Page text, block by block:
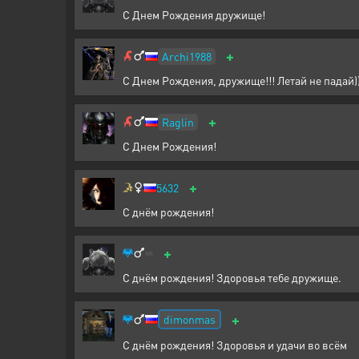
С Днем Рождения дружище!
Archi1988 +
С Днем Рождения, дружище!!! Летай не
Raglin +
С Днем Рождения!
5632 +
С днём рождения!
+
С днём рождения! Здоровья тебе дружище.
dimonmas +
С днём рождения! Здоровья и удачи во всём